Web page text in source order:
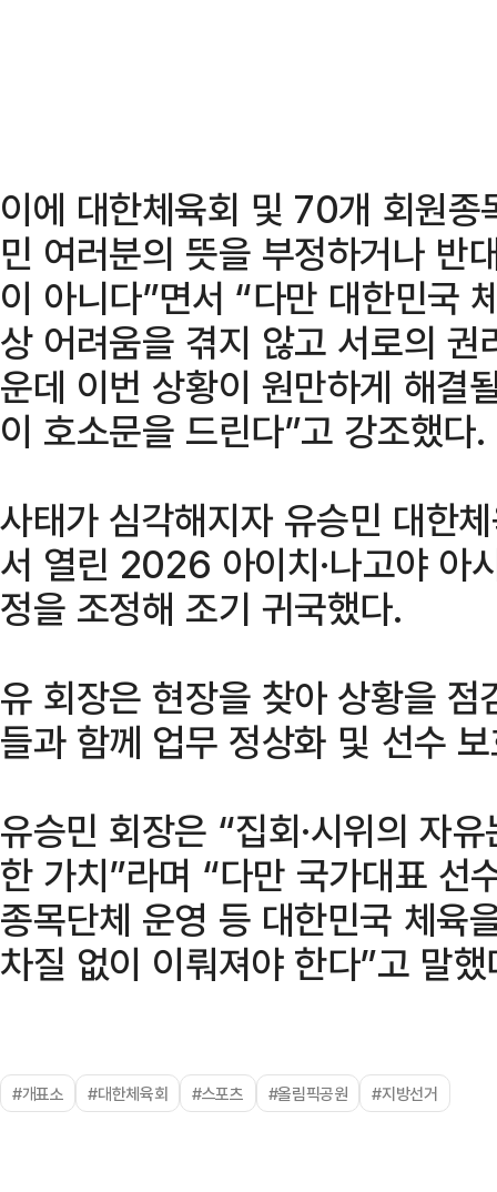
이에 대한체육회 및 70개 회원종
민 여러분의 뜻을 부정하거나 반
이 아니다”면서 “다만 대한민국
상 어려움을 겪지 않고 서로의
운데 이번 상황이 원만하게 해결
이 호소문을 드린다”고 강조했다.
사태가 심각해지자 유승민 대한
서 열린 2026 아이치·나고야 아
정을 조정해 조기 귀국했다.
유 회장은 현장을 찾아 상황을
들과 함께 업무 정상화 및 선수
유승민 회장은 “집회·시위의 자
한 가치”라며 “다만 국가대표 선
종목단체 운영 등 대한민국 체육
차질 없이 이뤄져야 한다”고 말했
#개표소 #대한체육회 #스포츠 #올림픽공원 #지방선거